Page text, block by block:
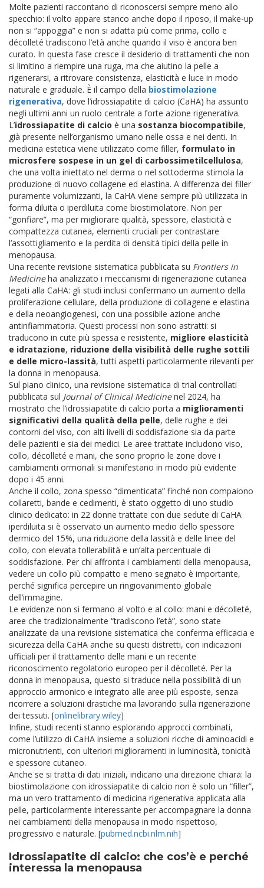
Molte pazienti raccontano di riconoscersi sempre meno allo
specchio: il volto appare stanco anche dopo il riposo, il make-up
non si “appoggia” e non si adatta più come prima, collo e
décolleté tradiscono l’età anche quando il viso è ancora ben
curato. In questa fase cresce il desiderio di trattamenti che non
si limitino a riempire una ruga, ma che aiutino la pelle a
rigenerarsi, a ritrovare consistenza, elasticità e luce in modo
naturale e graduale. È il campo della biostimolazione
rigenerativa, dove l’idrossiapatite di calcio (CaHA) ha assunto
negli ultimi anni un ruolo centrale a forte azione rigenerativa.
L’idrossiapatite di calcio è una sostanza biocompatibile,
già presente nell’organismo umano nelle ossa e nei denti. In
medicina estetica viene utilizzato come filler, formulato in
microsfere sospese in un gel di carbossimetilcellulosa,
che una volta iniettato nel derma o nel sottoderma stimola la
produzione di nuovo collagene ed elastina. A differenza dei filler
puramente volumizzanti, la CaHA viene sempre più utilizzata in
forma diluita o iperdiluita come biostimolatore. Non per
“gonfiare”, ma per migliorare qualità, spessore, elasticità e
compattezza cutanea, elementi cruciali per contrastare
l’assottigliamento e la perdita di densità tipici della pelle in
menopausa.
Una recente revisione sistematica pubblicata su Frontiers in
Medicineha analizzato i meccanismi di rigenerazione cutanea
legati alla CaHA: gli studi inclusi confermano un aumento della
proliferazione cellulare, della produzione di collagene e elastina
e della neoangiogenesi, con una possibile azione anche
antinfiammatoria. Questi processi non sono astratti: si
traducono in cute più spessa e resistente, migliore elasticità
e idratazione, riduzione della visibilità delle rughe sottili
e delle micro-lassità, tutti aspetti particolarmente rilevanti per
la donna in menopausa.
Sul piano clinico, una revisione sistematica di trial controllati
pubblicata sul Journal of Clinical Medicinenel 2024, ha
mostrato che l’idrossiapatite di calcio porta a miglioramenti
significativi della qualità della pelle, delle rughe e dei
contorni del viso, con alti livelli di soddisfazione sia da parte
delle pazienti e sia dei medici. Le aree trattate includono viso,
collo, décolleté e mani, che sono proprio le zone dove i
cambiamenti ormonali si manifestano in modo più evidente
dopo i 45 anni.
Anche il collo, zona spesso “dimenticata” finché non compaiono
collaretti, bande e cedimenti, è stato oggetto di uno studio
clinico dedicato: in 22 donne trattate con due sedute di CaHA
iperdiluita si è osservato un aumento medio dello spessore
dermico del 15%, una riduzione della lassità e delle linee del
collo, con elevata tollerabilità e un’alta percentuale di
soddisfazione. Per chi affronta i cambiamenti della menopausa,
vedere un collo più compatto e meno segnato è importante,
perché significa percepire un ringiovanimento globale
dell’immagine.
Le evidenze non si fermano al volto e al collo: mani e décolleté,
aree che tradizionalmente “tradiscono l’età”, sono state
analizzate da una revisione sistematica che conferma efficacia e
sicurezza della CaHA anche su questi distretti, con indicazioni
ufficiali per il trattamento delle mani e un recente
riconoscimento regolatorio europeo per il décolleté. Per la
donna in menopausa, questo si traduce nella possibilità di un
approccio armonico e integrato alle aree più esposte, senza
ricorrere a soluzioni drastiche ma lavorando sulla rigenerazione
dei tessuti. [onlinelibrary.wiley]​
Infine, studi recenti stanno esplorando approcci combinati,
come l’utilizzo di CaHA insieme a soluzioni ricche di aminoacidi e
micronutrienti, con ulteriori miglioramenti in luminosità, tonicità
e spessore cutaneo.
Anche se si tratta di dati iniziali, indicano una direzione chiara: la
biostimolazione con idrossiapatite di calcio non è solo un “filler”,
ma un vero trattamento di medicina rigenerativa applicata alla
pelle, particolarmente interessante per accompagnare la donna
nei cambiamenti della menopausa in modo rispettoso,
progressivo e naturale. [pubmed.ncbi.nlm.nih]​
Idrossiapatite di calcio: che cos’è e perché
interessa la menopausa